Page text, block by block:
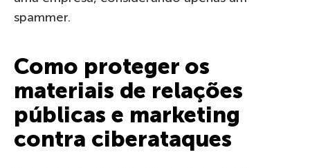
spammer.
Como proteger os
materiais de relações
públicas e marketing
contra ciberataques